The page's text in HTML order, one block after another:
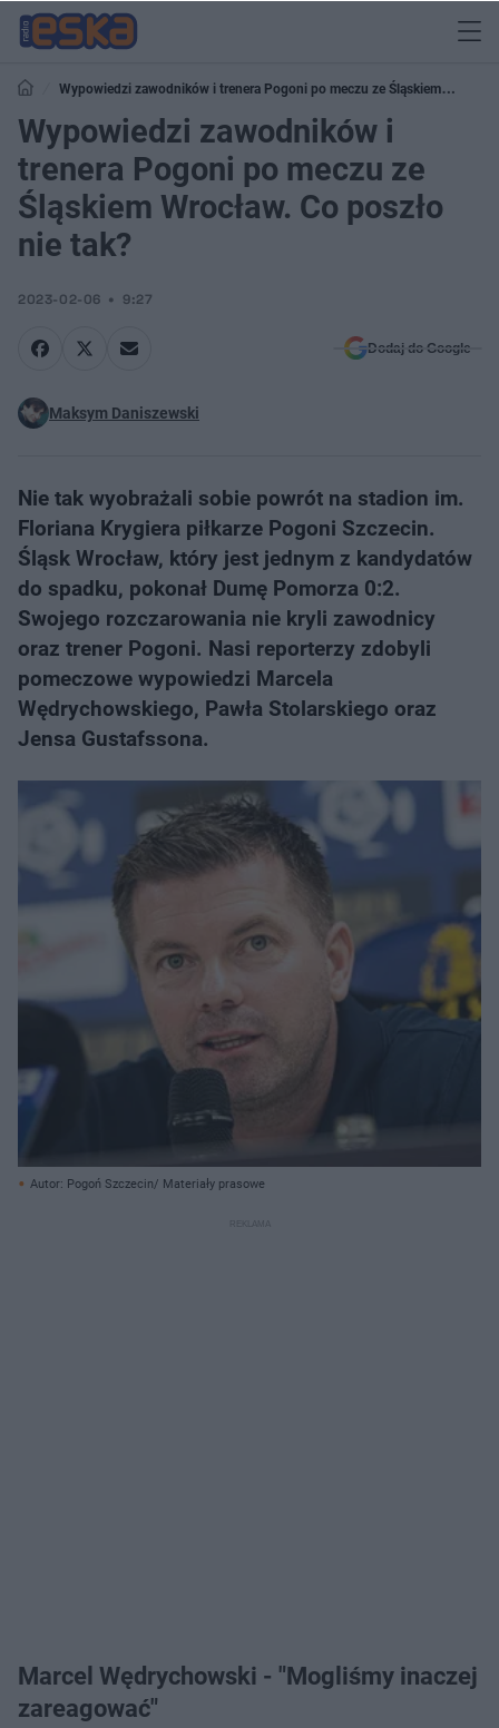
Wypowiedzi zawodników i trenera Pogoni po meczu ze Śląskiem
Wrocław. Co poszło nie tak?
Wypowiedzi zawodników i
trenera Pogoni po meczu ze
Śląskiem Wrocław. Co poszło
nie tak?
2023-02-06 9:27
Dodaj do Google
Maksym Daniszewski
Nie tak wyobrażali sobie powrót na stadion im.
Floriana Krygiera piłkarze Pogoni Szczecin.
Śląsk Wrocław, który jest jednym z kandydatów
do spadku, pokonał Dumę Pomorza 0:2.
Swojego rozczarowania nie kryli zawodnicy
oraz trener Pogoni. Nasi reporterzy zdobyli
pomeczowe wypowiedzi Marcela
Wędrychowskiego, Pawła Stolarskiego oraz
Jensa Gustafssona.
Autor: Pogoń Szczecin/ Materiały prasowe
Marcel Wędrychowski - "Mogliśmy inaczej
zareagować"